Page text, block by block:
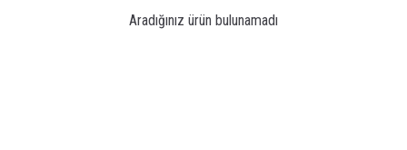
Aradığınız ürün bulunamadı